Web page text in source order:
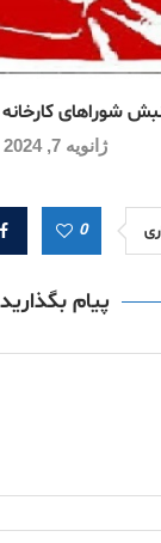
شوراهای
ژانویه 7, 2024
0
پیام بگذارید